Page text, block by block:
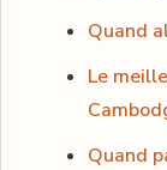
Quand
Le
Quand